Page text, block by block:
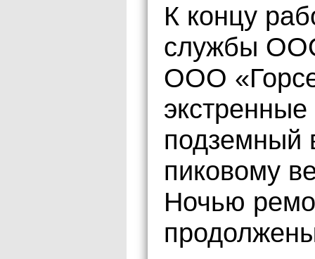
К концу
службы
ООО
подземный
пиковому
Ночью